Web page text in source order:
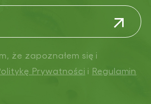
że zapoznałem się i
Prywatności i Regulamin